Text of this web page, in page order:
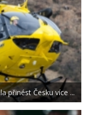
přinést Česku více ...